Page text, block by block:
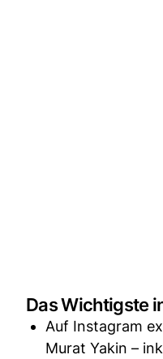
Das Wichtigste
Auf Instagram
Murat Yakin –